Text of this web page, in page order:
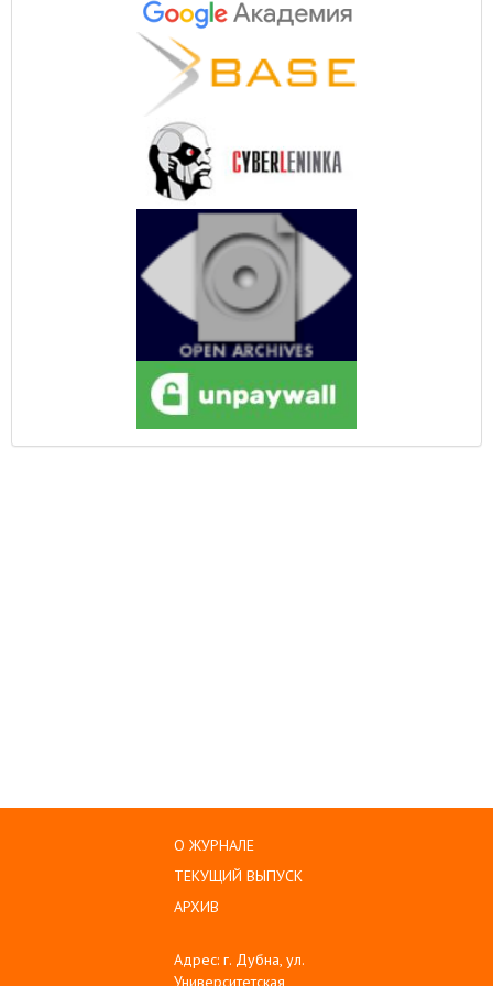
О ЖУРНАЛЕ
ТЕКУЩИЙ ВЫПУСК
АРХИВ
Адрес: г. Дубна, ул.
Университетская,